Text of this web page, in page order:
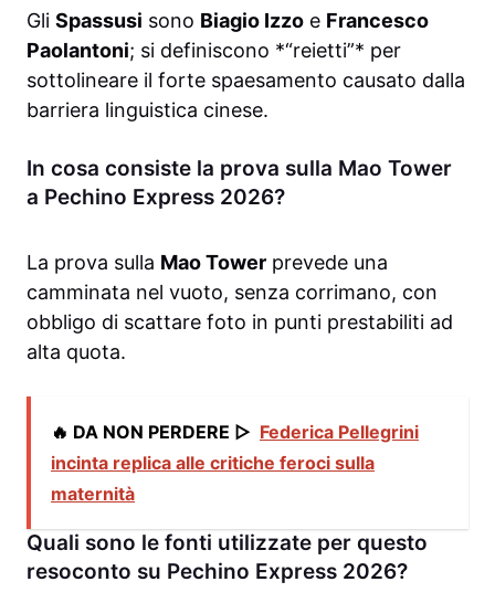
Gli Spassusi sono Biagio Izzo e Francesco
Paolantoni; si definiscono *“reietti”* per
sottolineare il forte spaesamento causato dalla
barriera linguistica cinese.
In cosa consiste la prova sulla Mao Tower
a Pechino Express 2026?
La prova sulla Mao Tower prevede una
camminata nel vuoto, senza corrimano, con
obbligo di scattare foto in punti prestabiliti ad
alta quota.
🔥 DA NON PERDERE ▷ Federica Pellegrini
incinta replica alle critiche feroci sulla
maternità
Quali sono le fonti utilizzate per questo
resoconto su Pechino Express 2026?